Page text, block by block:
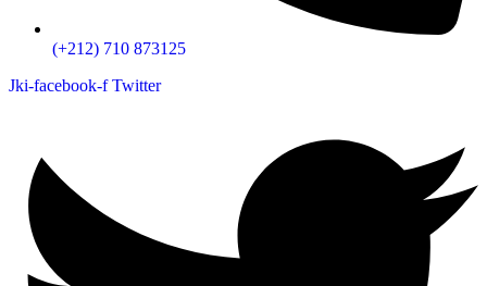
(+212) 710 873125
Jki-facebook-f Twitter